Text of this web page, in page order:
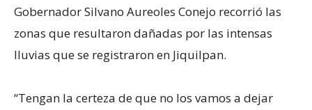
Gobernador Silvano Aureoles Conejo recorrió las
zonas que resultaron dañadas por las intensas
lluvias que se registraron en Jiquilpan.
“Tengan la certeza de que no los vamos a dejar